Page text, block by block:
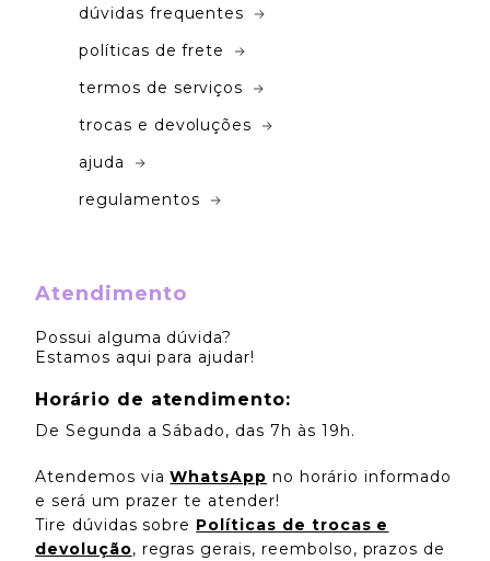
dúvidas frequentes
políticas de frete
termos de serviços
trocas e devoluções
ajuda
regulamentos
Atendimento
Possui alguma dúvida?
Estamos aqui para ajudar!
Horário de atendimento:
De Segunda a Sábado, das 7h às 19h.
Atendemos via WhatsApp no horário informado
e será um prazer te atender!
Tire dúvidas sobre Políticas de trocas e
devolução, regras gerais, reembolso, prazos de